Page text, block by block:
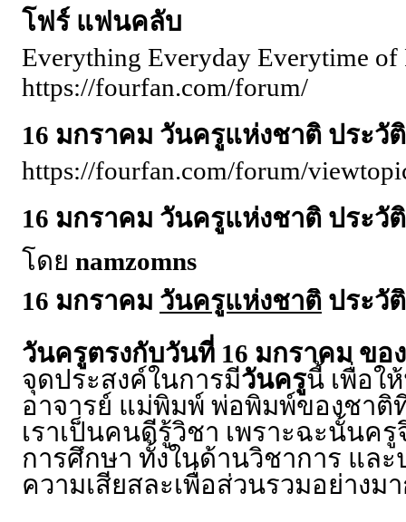
โฟร์ แฟนคลับ
Everything Everyday Everytime of
https://fourfan.com/forum/
16 มกราคม วันครูแห่งชาติ ประวั
https://fourfan.com/forum/
16 มกราคม วันครูแห่งชาติ ประวั
โดย namzomns
16 มกราคม วันครูแห่งชาติ ประวั
วันครูตรงกับวันที่ 16 มกราคม ขอ
จุดประสงค์ในการมีวันครูนี้ เพื่อใ
อาจารย์ แม่พิมพ์ พ่อพิมพ์ของชาติ
เราเป็นคนดีรู้วิชา เพราะฉะนั้นค
การศึกษา ทั้งในด้านวิชาการ แล
ความเสียสละเพื่อส่วนรวมอย่างม